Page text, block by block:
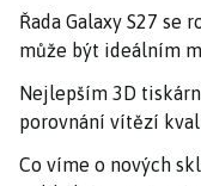
Řada Galaxy S27
může být ideálním
Nejlepším 3D
porovnání vítězí
Co víme o nových